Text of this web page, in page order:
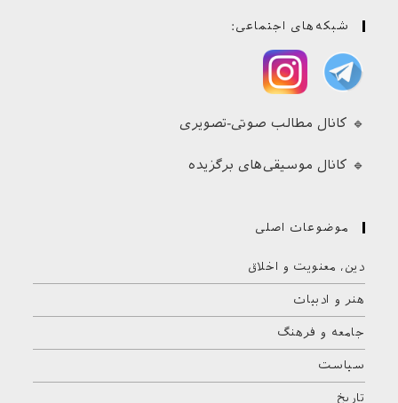
شبکه‌های اجتماعی:
🔹 کانال مطالب صوتی-تصویری
🔹 کانال موسیقی‌های برگزیده
موضوعات اصلی
دین، معنویت و اخلاق
هنر و ادبیات
جامعه و فرهنگ
سیاست
تاریخ